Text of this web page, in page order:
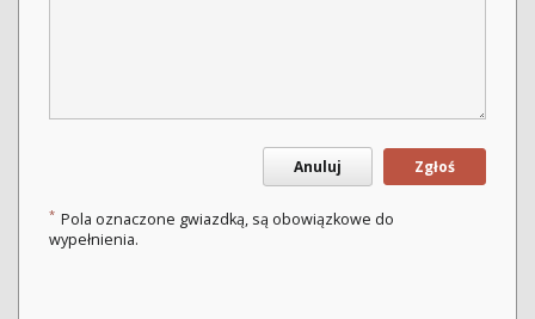
Anuluj Zgłoś
* Pola oznaczone gwiazdką, są obowiązkowe do
wypełnienia.